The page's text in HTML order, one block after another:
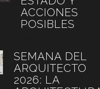
ACCIONES
POSIBLES
SEMANA DEL
ARQUITECTO
2026: LA